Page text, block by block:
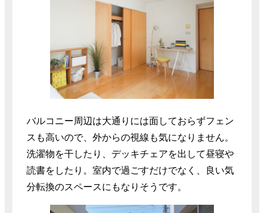
バルコニー周辺は大通りには面しておらずフェン
スも高いので、外からの視線も気になりません。
洗濯物を干したり、デッキチェアを出して昼寝や
読書をしたり。室内で過ごすだけでなく、良い気
分転換のスペースにもなりそうです。